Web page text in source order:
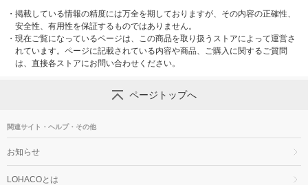
・ 掲載している情報の精度には万全を期しておりますが、その内容の正確性、
安全性、有用性を保証するものではありません。
・ 現在ご覧になっているページは、この商品を取り扱うストアによって運営さ
れています。ページに記載されている内容や商品、ご購入に関するご質問
は、直接各ストアにお問い合わせください。
ページトップへ
関連サイト・ヘルプ・その他
お知らせ
LOHACOとは